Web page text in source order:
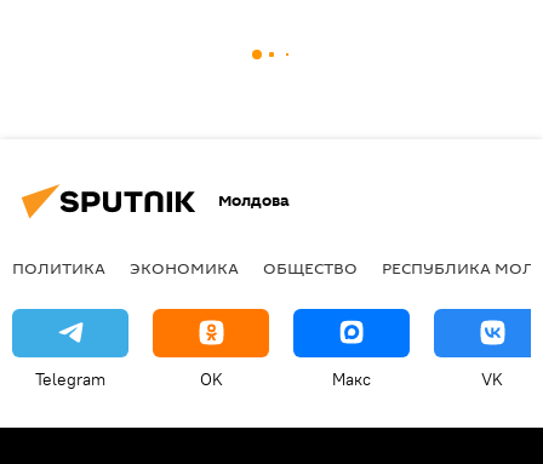
Молдова
ПОЛИТИКА ЭКОНОМИКА ОБЩЕСТВО РЕСПУБЛИКА
Telegram OK Макс VK